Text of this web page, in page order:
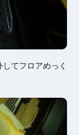
てフロアめっく